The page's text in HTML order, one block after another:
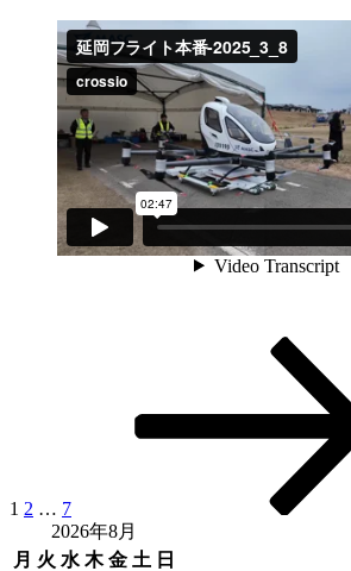
ー
ジ
1 2 … 7
2026年8月
月 火 水 木 金 土 日